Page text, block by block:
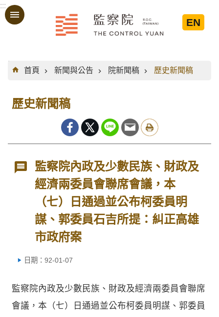
跳到主要內容區塊
:::
EN
:::
首頁
新聞與公告 院新聞稿 歷史新聞稿
歷史新聞稿
監察院內政及少數民族、財政及
經濟兩委員會聯席會議，本
（七）日通過並公布柯委員明
謀、郭委員石吉所提：糾正高雄
市政府案
日期：92-01-07
監察院內政及少數民族、財政及經濟兩委員會聯席
會議，本（七）日通過並公布柯委員明謀、郭委員